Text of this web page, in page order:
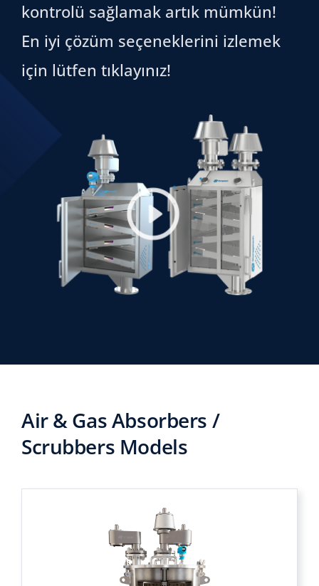
kontrolü sağlamak artık mümkün!
En iyi çözüm seçeneklerini izlemek
için lütfen tıklayınız!
Air & Gas Absorbers /
Scrubbers Models